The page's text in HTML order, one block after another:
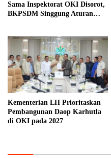
Sama Inspektorat OKI Disorot,
BKPSDM Singgung Aturan
Kementerian LH Prioritaskan
Pembangunan Daop Karhutla
di OKI pada 2027